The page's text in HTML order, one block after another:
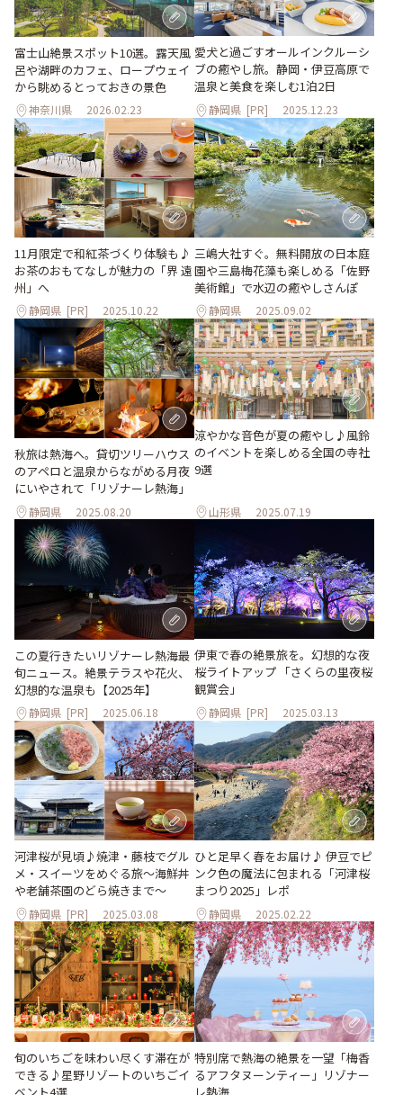
富士山絶景スポット10選。露天風
呂や湖畔のカフェ、ロープウェイ
から眺めるとっておきの景色
神奈川県 2026.02.23
愛犬と過ごすオールインクルーシ
ブの癒やし旅。静岡・伊豆高原で
温泉と美食を楽しむ1泊2日
静岡県 [PR] 2025.12.23
11月限定で和紅茶づくり体験も♪
お茶のおもてなしが魅⼒の「界 遠
州」へ
静岡県 [PR] 2025.10.22
三嶋大社すぐ。無料開放の日本庭
園や三島梅花藻も楽しめる「佐野
美術館」で水辺の癒やしさんぽ
静岡県 2025.09.02
秋旅は熱海へ。貸切ツリーハウス
のアペロと温泉からながめる月夜
にいやされて「リゾナーレ熱海」
静岡県 2025.08.20
涼やかな音色が夏の癒やし♪風鈴
のイベントを楽しめる全国の寺社
9選
山形県 2025.07.19
この夏行きたいリゾナーレ熱海最
旬ニュース。絶景テラスや花火、
幻想的な温泉も【2025年】
静岡県 [PR] 2025.06.18
伊東で春の絶景旅を。幻想的な夜
桜ライトアップ 「さくらの里夜桜
観賞会」
静岡県 [PR] 2025.03.13
河津桜が見頃♪焼津・藤枝でグル
メ・スイーツをめぐる旅～海鮮丼
や老舗茶園のどら焼きまで～
静岡県 [PR] 2025.03.08
ひと足早く春をお届け♪ 伊豆でピ
ンク色の魔法に包まれる「河津桜
まつり2025」レポ
静岡県 2025.02.22
旬のいちごを味わい尽くす滞在が
できる♪星野リゾートのいちごイ
ベント4選
特別席で熱海の絶景を一望「梅香
るアフタヌーンティー」リゾナー
レ熱海